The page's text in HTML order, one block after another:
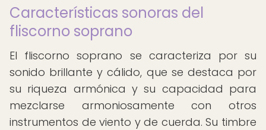
Características sonoras del
fliscorno soprano
El fliscorno soprano se caracteriza por su
sonido brillante y cálido, que se destaca por
su riqueza armónica y su capacidad para
mezclarse armoniosamente con otros
instrumentos de viento y de cuerda. Su timbre